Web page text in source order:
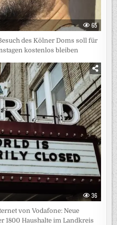
65
des Kölner Doms soll für
kostenlos bleiben
36
von Vodafone: Neue
1800 Haushalte im Landkreis